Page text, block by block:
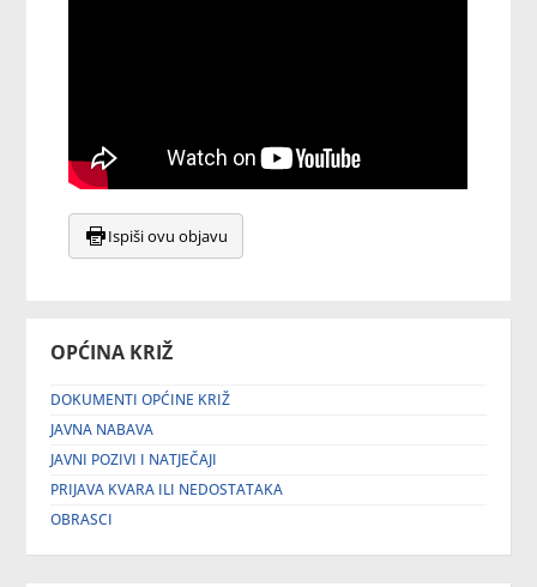
OPĆINA KRIŽ
DOKUMENTI OPĆINE KRIŽ
JAVNA NABAVA
JAVNI POZIVI I NATJEČAJI
PRIJAVA KVARA ILI NEDOSTATAKA
OBRASCI
Ispiši ovu objavu